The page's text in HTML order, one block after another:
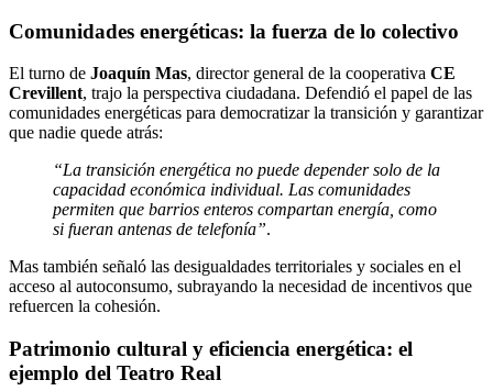
Comunidades energéticas: la fuerza de lo colectivo
El turno de Joaquín Mas, director general de la cooperativa CE
Crevillent, trajo la perspectiva ciudadana. Defendió el papel de las
comunidades energéticas para democratizar la transición y garantizar
que nadie quede atrás:
“La transición energética no puede depender solo de la
capacidad económica individual. Las comunidades
permiten que barrios enteros compartan energía, como
si fueran antenas de telefonía”.
Mas también señaló las desigualdades territoriales y sociales en el
acceso al autoconsumo, subrayando la necesidad de incentivos que
refuercen la cohesión.
Patrimonio cultural y eficiencia energética: el
ejemplo del Teatro Real